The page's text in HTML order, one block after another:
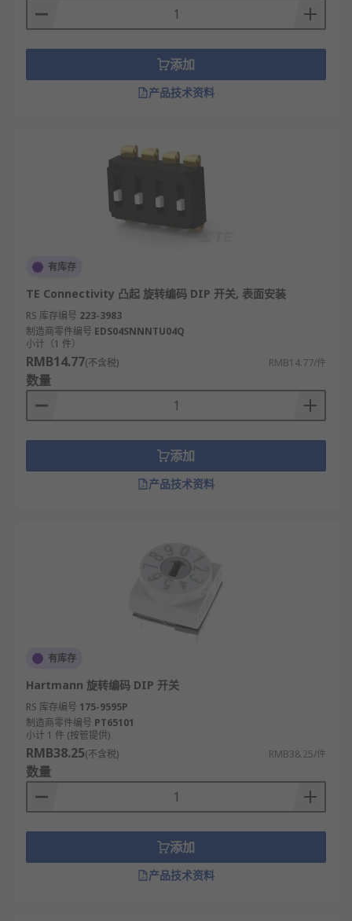
欢迎查看和订购RS的DIP开关及相关产品，订购现货
添加
产品技术资料
有库存
TE Connectivity 凸起 旋转编码 DIP 开关, 表面安装
RS 库存编号 223-3983
制造商零件编号 EDS04SNNNTU04Q
小计（1 件）
RMB14.77(不含税) RMB14.77/件
数量
添加
产品技术资料
有库存
Hartmann 旋转编码 DIP 开关
RS 库存编号 175-9595P
制造商零件编号 PT65101
小计 1 件 (按管提供)
RMB38.25(不含税) RMB38.25/件
数量
添加
产品技术资料